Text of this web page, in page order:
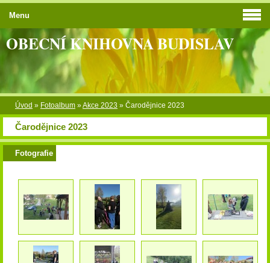
OBECNÍ KNIHOVNA BUDISLAV
Úvod » Fotoalbum »Akce 2023 » Čarodějnice 2023
Čarodějnice 2023
Fotografie
Menu